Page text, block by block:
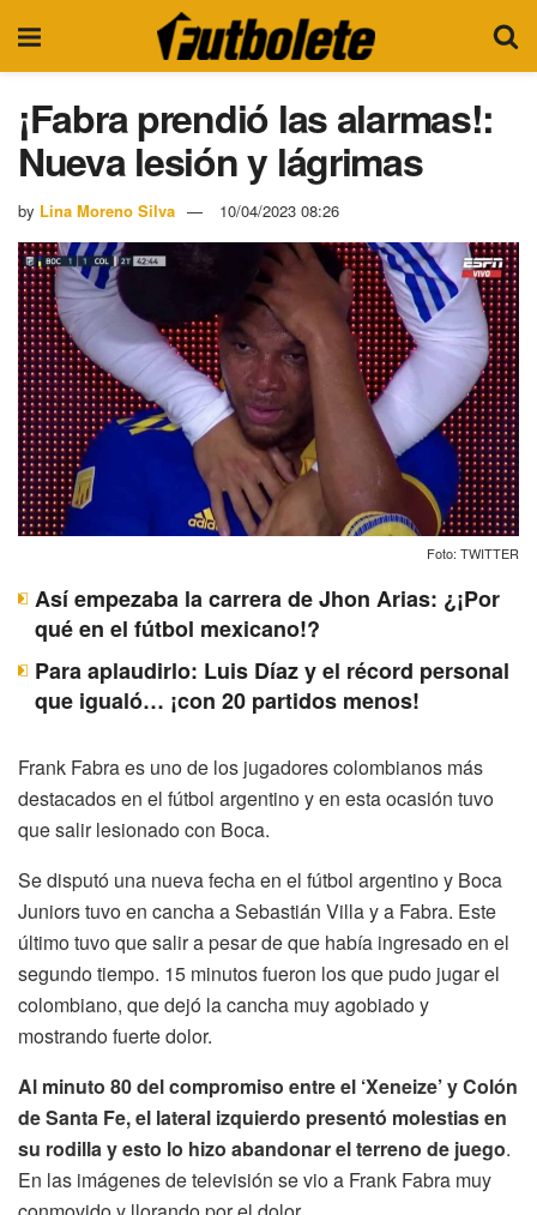
¡Fabra prendió las alarmas!:
Nueva lesión y lágrimas
by Lina Moreno Silva 10/04/2023 08:26
Foto: TWITTER
Así empezaba la carrera de Jhon Arias: ¿¡Por
qué en el fútbol mexicano!?
Para aplaudirlo: Luis Díaz y el récord personal
que igualó… ¡con 20 partidos menos!
Frank Fabra es uno de los jugadores colombianos más
destacados en el fútbol argentino y en esta ocasión tuvo
que salir lesionado con Boca.
Se disputó una nueva fecha en el fútbol argentino y Boca
Juniors tuvo en cancha a Sebastián Villa y a Fabra. Este
último tuvo que salir a pesar de que había ingresado en el
segundo tiempo. 15 minutos fueron los que pudo jugar el
colombiano, que dejó la cancha muy agobiado y
mostrando fuerte dolor.
Al minuto 80 del compromiso entre el ‘Xeneize’ y Colón
de Santa Fe, el lateral izquierdo presentó molestias en
su rodilla y esto lo hizo abandonar el terreno de juego.
En las imágenes de televisión se vio a Frank Fabra muy